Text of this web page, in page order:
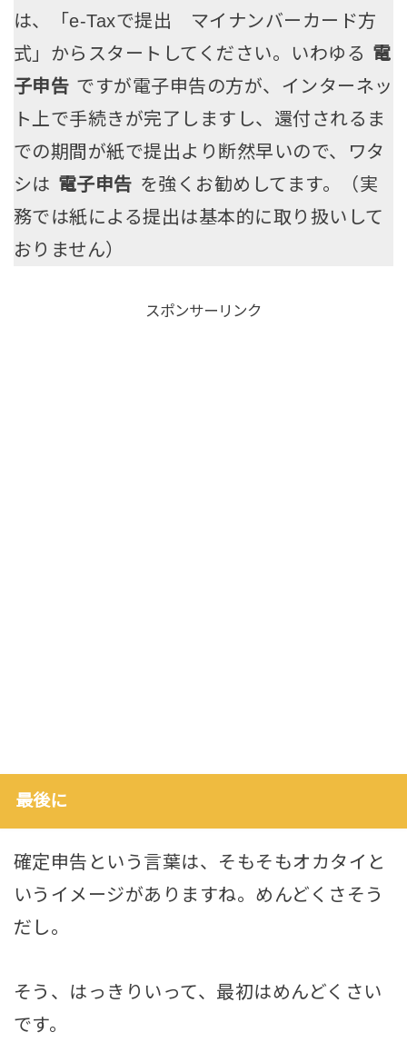
は、「e-Taxで提出 マイナンバーカード方
式」からスタートしてください。いわゆる 電
子申告 ですが電子申告の方が、インターネッ
ト上で手続きが完了しますし、還付されるま
での期間が紙で提出より断然早いので、ワタ
シは 電子申告 を強くお勧めしてます。（実
務では紙による提出は基本的に取り扱いして
おりません）
スポンサーリンク
最後に
確定申告という言葉は、そもそもオカタイと
いうイメージがありますね。めんどくさそう
だし。
そう、はっきりいって、最初はめんどくさい
です。